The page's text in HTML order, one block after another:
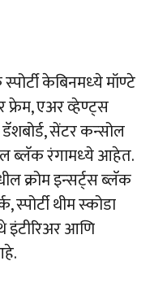
केबिनमध्‍ये मॉण्‍टे
फ्रेम, एअर व्‍हेण्‍ट्स
सेंटर कन्‍सोल
ब्‍लॅक रंगामध्‍ये आहेत.
क्रोम इन्‍सर्ट्स ब्‍लॅक
थीम स्‍कोडा
इंटीरिअर आणि